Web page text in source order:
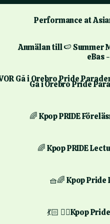
Performance at
Anmälan till 🍉 Summer
eBas
Gå i Örebro Pride
🌈 Kpop PRIDE
🌈 Kpop PRIDE
🧺🌈 Kpop Pride
💃🏻 🏳️‍🌈Kpop